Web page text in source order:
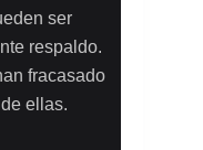
ser
respaldo.
fracasado
ellas.